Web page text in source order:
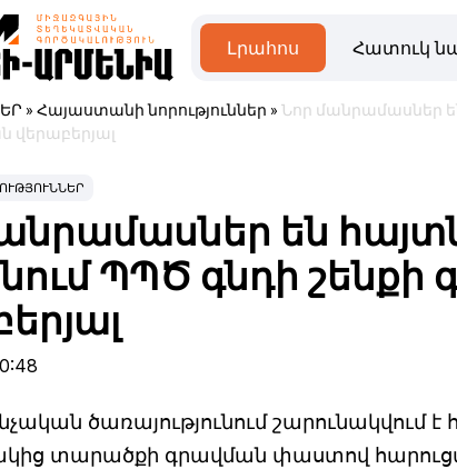
Լրահոս Հատուկ
» Հայաստանի նորություններ » Նոր մանրամասներ
վերաբերյալ
են
ՊՊԾ գնդի շենքի
ծառայությունում շարունակվում է
տարածքի գրավման փաստով